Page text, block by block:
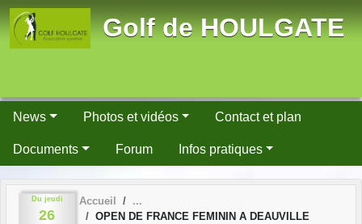
Golf de HOULGATE
News Photos et vidéos Contact et plan
Documents Forum Infos pratiques
Du jeudi
26
Accueil
OPEN DE FRANCE FEMININ A DEAUVILLE
Panneau de gestion des cookies